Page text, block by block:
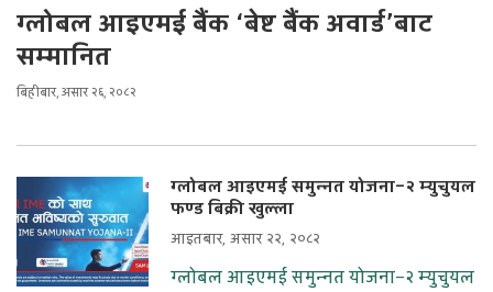
ग्लोबल आइएमई बैंक ‘बेष्ट बैंक अवार्ड’बाट
सम्मानित
बिहीबार, असार २६, २०८२
ग्लोबल आइएमई समुन्नत योजना–२ म्युचुयल
फण्ड बिक्री खुल्ला
आइतबार, असार २२, २०८२
ग्लोबल आइएमई समुन्नत योजना–२ म्युचुयल